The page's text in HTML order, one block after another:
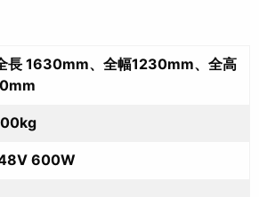
長 1630mm、全幅1230mm、全高
600W